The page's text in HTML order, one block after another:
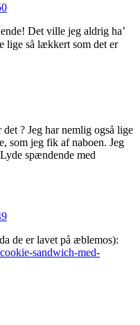
Det ville jeg aldrig ha’
lige så lækkert som det er
? Jeg har nemlig også lige
som jeg fik af naboen. Jeg
spændende med
de er lavet på æblemos):
sandwich-med-